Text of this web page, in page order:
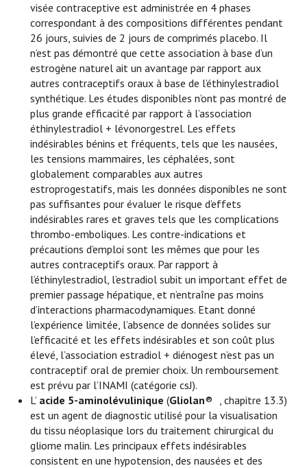
visée contraceptive est administrée en 4 phases
correspondant à des compositions différentes pendant
26 jours, suivies de 2 jours de comprimés placebo. Il
n’est pas démontré que cette association à base d’un
estrogène naturel ait un avantage par rapport aux
autres contraceptifs oraux à base de l’éthinylestradiol
synthétique. Les études disponibles n’ont pas montré de
plus grande efficacité par rapport à l’association
éthinylestradiol + lévonorgestrel. Les effets
indésirables bénins et fréquents, tels que les nausées,
les tensions mammaires, les céphalées, sont
globalement comparables aux autres
estroprogestatifs, mais les données disponibles ne sont
pas suffisantes pour évaluer le risque d’effets
indésirables rares et graves tels que les complications
thrombo-emboliques. Les contre-indications et
précautions d’emploi sont les mêmes que pour les
autres contraceptifs oraux. Par rapport à
l’éthinylestradiol, l’estradiol subit un important effet de
premier passage hépatique, et n’entraîne pas moins
d’interactions pharmacodynamiques. Etant donné
l’expérience limitée, l’absence de données solides sur
l’efficacité et les effets indésirables et son coût plus
élevé, l’association estradiol + diénogest n’est pas un
contraceptif oral de premier choix. Un remboursement
est prévu par l’INAMI (catégorie csJ).
L’ acide 5-aminolévulinique (Gliolan® , chapitre 13.3)
est un agent de diagnostic utilisé pour la visualisation
du tissu néoplasique lors du traitement chirurgical du
gliome malin. Les principaux effets indésirables
consistent en une hypotension, des nausées et des